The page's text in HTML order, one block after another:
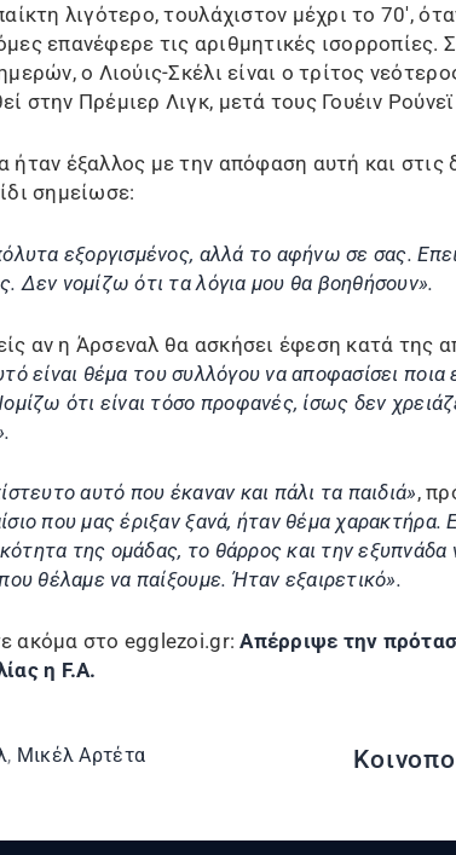
λιγότερο, τουλάχιστον μέχρι το 70′,
επανέφερε τις αριθμητικές ισορροπίες.
ο Λιούις-Σκέλι είναι ο τρίτος
στην Πρέμιερ Λιγκ, μετά τους Γουέιν
ήταν έξαλλος με την απόφαση αυτή και στις
σημείωσε:
εξοργισμένος, αλλά το αφήνω σε σας.
Δεν νομίζω ότι τα λόγια μου θα βοηθήσουν».
αν η Άρσεναλ θα ασκήσει έφεση κατά της
είναι θέμα του συλλόγου να αποφασίσει ποια
ότι είναι τόσο προφανές, ίσως δεν
αυτό που έκαναν και πάλι τα παιδιά»,
που μας έριξαν ξανά, ήταν θέμα χαρακτήρα.
της ομάδας, το θάρρος και την εξυπνάδα
που θέλαμε να παίξουμε. Ήταν εξαιρετικό».
ακόμα στο egglezoi.gr:Απέρριψε την
η F.A.
, Μικέλ Αρτέτα